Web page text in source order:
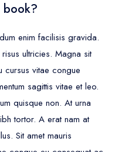
book?
enim facilisis gravida.
ultricies. Magna sit
cursus vitae congue
sagittis vitae et leo.
quisque non. At urna
tortor. A erat nam at
Sit amet mauris